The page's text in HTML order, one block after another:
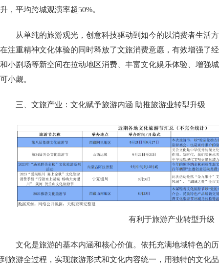
升，平均跨城观演率超50%。
从单纯的旅游观光，创意科技驱动到如今的以消费者生活
在注重精神文化体验的同时释放了文旅消费意愿，有效增强了
和小剧场等新空间在拉动地区消费、丰富文化娱乐体验、增强
可小觑。
三、文旅产业：文化赋予旅游内涵 助推旅游业转型升级
有利于旅游产业转型升级
文化是旅游的基本内涵和核心价值。依托充满地域特色的
到旅游全过程，实现旅游形式和文化内容统一，用独特的文化